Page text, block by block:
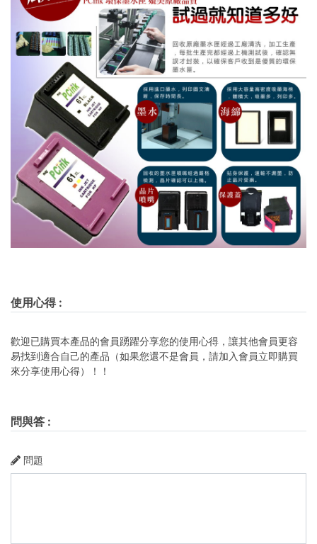
使用心得:
歡迎已購買本產品的會員踴躍分享您的使用心得，讓其他會員更容
易找到適合自己的產品（如果您還不是會員，請加入會員立即購買
來分享使用心得）！！
問與答 :
問題